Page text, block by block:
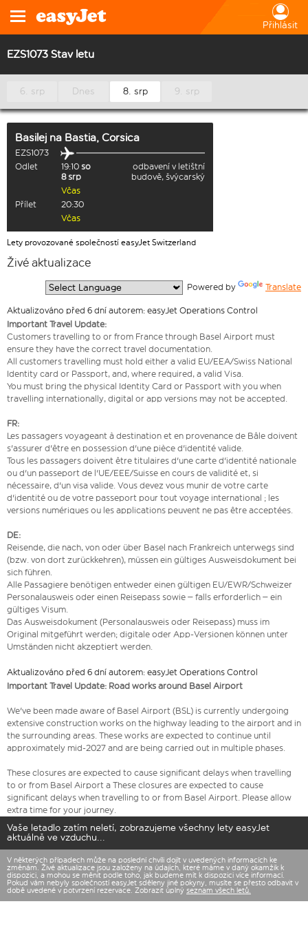
Přihlásit
EZS1073 Stav letu
6. srp Dnes 8. srp 9. srp
Basilej na Bastia, Corsica
EZS1073
Odlet
19:10 so
8 srp
odbavení v letištní
budově, švýcarský
Včas
Přílet
20:30
Včas
Lety provozované společností easyJet Switzerland
Živé aktualizace
Powered by Translate
Aktualizováno před 6 dní autorem: easyJet Operations Control
Important Travel Update:
Customers travelling to or from France through Basel Airport must
ensure they have the correct travel documentation.
All customers travelling must hold either a valid EU/EEA/Swiss National
Identity card or Passport, and, where required, a valid Visa.
You must bring the physical Identity Card or Passport with you when
travelling internationally, digital or app versions may not be accepted.
FR:
Les passagers voyageant à destination et en provenance de Bâle doivent
s'assurer d'être en possession d'une pièce d'identité valide.
Tous les passagers doivent être titulaires d'une carte d'identité nationale
ou d'un passeport de l'UE/EEE/Suisse en cours de validité et, si
nécessaire, d'un visa valide. Vous devez vous munir de votre carte
d'identité ou de votre passeport pour tout voyage international ; les
versions numériques ou les applications peuvent ne pas être acceptées.
DE:
Reisende, die nach, von oder über Basel nach Frankreich unterwegs sind
(bzw. von dort zurückkehren), müssen ein gültiges Ausweisdokument bei
sich führen.
Alle Passagiere benötigen entweder einen gültigen EU/EWR/Schweizer
Personalausweis oder einen Reisepass sowie – falls erforderlich – ein
gültiges Visum.
Das Ausweisdokument (Personalausweis oder Reisepass) muss im
Original mitgeführt werden; digitale oder App-Versionen können unter
Umständen nicht akzeptiert werden.
Aktualizováno před 6 dní autorem: easyJet Operations Control
Important Travel Update: Road works around Basel Airport
We've been made aware of Basel Airport (BSL) is currently undergoing
extensive construction works on the highway leading to the airport and in
the surrounding areas. These works are expected to continue until
approximately mid-2027 and are being carried out in multiple phases.
These closures are expected to cause significant delays when travelling
to or from Basel Airport a These closures are expected to cause
significant delays when travelling to or from Basel Airport. Please allow
extra time for your journey.
Vaše letadlo zatím neletí, zobrazujeme všechny lety easyJet
aktuálně ve vzduchu...
V některých případech může na poslední chvíli dojít v uvedených informacích ke
změnám. Živé aktualizace jsou založeny na údajích, které máme v daný okamžik k
dispozici, a mohou se měnit podle toho, jak budeme mít k dispozici více informací.
Pokud vám nebyly společností easyJet sděleny jiné pokyny, musíte se přesto odbavit v
době uvedené v potvrzení rezervace. Zobrazit úplný seznam všech letů.